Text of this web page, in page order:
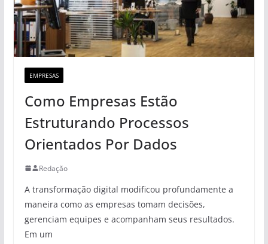
EMPRESAS
Como Empresas Estão
Estruturando Processos
Orientados Por Dados
Redação
A transformação digital modificou profundamente a
maneira como as empresas tomam decisões,
gerenciam equipes e acompanham seus resultados.
Em um